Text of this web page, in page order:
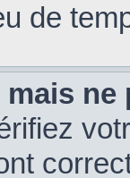
de
ne